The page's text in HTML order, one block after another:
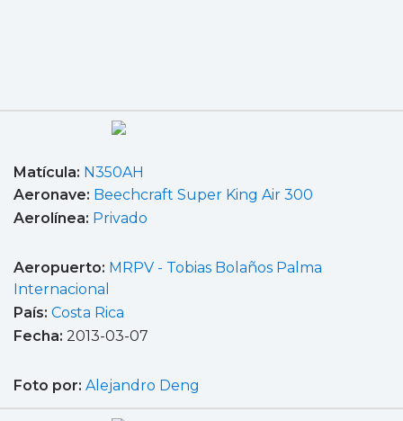
Matícula: N350AH
Aeronave: Beechcraft Super King Air 300
Aerolínea: Privado
Aeropuerto: MRPV - Tobias Bolaños Palma
Internacional
País: Costa Rica
Fecha: 2013-03-07
Foto por: Alejandro Deng